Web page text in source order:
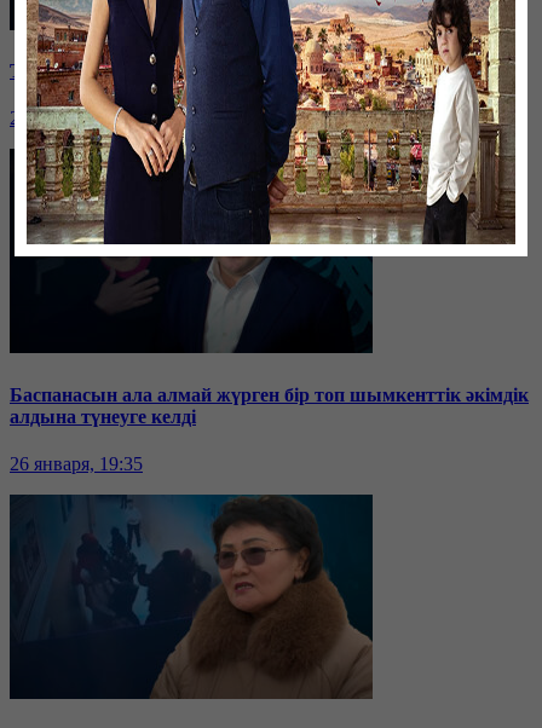
Таразда ТЭЦ қызметкерлері жалақы көтеруді талап етті
26 января, 19:36
Баспанасын ала алмай жүрген бір топ шымкенттік әкімдік
алдына түнеуге келді
26 января, 19:35